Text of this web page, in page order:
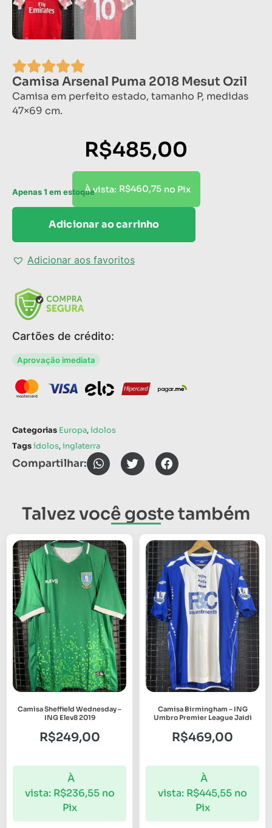
Camisa Arsenal Puma 2018 Mesut Ozil
Camisa em perfeito estado, tamanho P, medidas
47×69 cm.
R$485,00
À vista: R$460,75 no Pix
Apenas 1 em estoque
Adicionar ao carrinho
Adicionar aos favoritos
Cartões de crédito:
Aprovação imediata
Categorias Europa,ídolos
Tagsídolos,inglaterra
Compartilhar:
Talvez você goste também
Camisa Sheffield Wednesday –
ING Elev8 2019
R$249,00
À
vista: R$236,55 no
Pix
Camisa Birmingham – ING
Umbro Premier League Jaidi
R$469,00
À
vista: R$445,55 no
Pix